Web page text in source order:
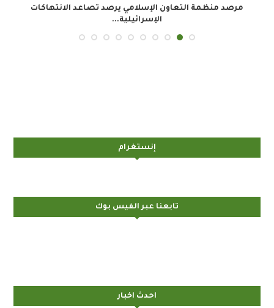
مرصد منظمة التعاون الإسلامي يرصد تصاعد الانتهاكات
الإسرائيلية...
إنستغرام
تابعنا عبر الفيس بوك
احدث اخبار